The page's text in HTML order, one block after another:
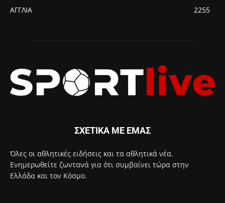
ΑΓΓΛΙΑ
2255
ΣΧΕΤΙΚΑ ΜΕ ΕΜΑΣ
Όλες οι αθλητικές ειδήσεις και τα αθλητικά νέα.
Ενημερωθείτε ζωντανά για ότι συμβαίνει τώρα στην
Ελλάδα και τον Κόσμο.